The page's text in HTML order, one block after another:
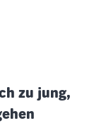
zu jung,